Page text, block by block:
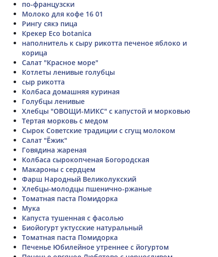
по-французски
Молоко для кофе 16 01
Рингу сякэ пица
Крекер Eco botanica
наполнитель к сыру рикотта печеное яблоко и
корица
Салат "Красное море"
Котлеты ленивые голубцы
сыр рикотта
Колбаса домашняя куриная
Голубцы ленивые
Хлебцы "ОВОЩИ-МИКС" с капустой и морковью
Тертая морковь с медом
Сырок Советские традиции с сгущ молоком
Салат "Ёжик"
Говядина жареная
Колбаса сырокопченая Богородская
Макароны с сердцем
Фарш Народный Великолукский
Хлебцы-молодцы пшенично-ржаные
Томатная паста Помидорка
Мука
Капуста тушенная с фасолью
Биойогурт уктусские натуральный
Томатная паста Помидорка
Печенье Юбилейное утреннее с йогуртом